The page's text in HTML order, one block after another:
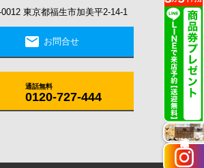
東京都福生市加美平2-14-1
mail お問合せ
通話無料
0120-727-444
施工実例